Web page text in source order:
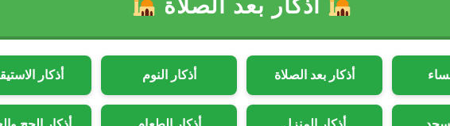
أذكار بعد الصلاة
أذكار بعد الصلاة أذكار النوم أذكار